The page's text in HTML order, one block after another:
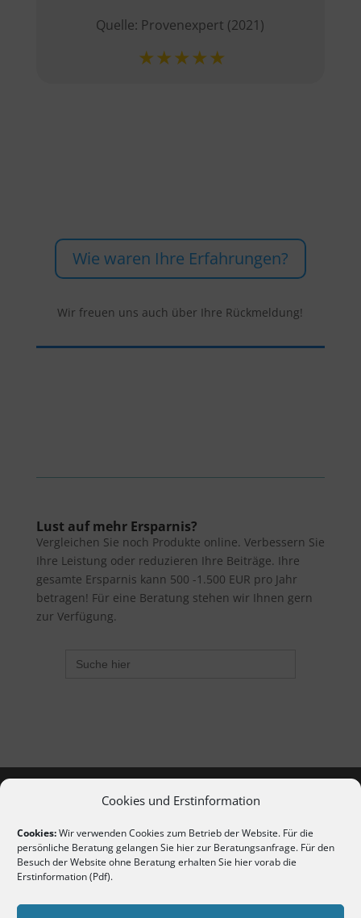
Cookies und Erstinformation
Cookies:Wir verwenden Cookies zum Betrieb der Website. Für die
persönliche Beratung gelangen Sie hierzur Beratungsanfrage. Für den
Besuch der Website ohne Beratung erhalten Sie hier vorab die
Erstinformation (Pdf).
Quelle: Provenexpert (2021)
Wie waren Ihre Erfahrungen?
Wir freuen uns auch über Ihre Rückmeldung!
Lust auf mehr Ersparnis?
Vergleichen Sie noch Produkte online. Verbessern Sie
Ihre Leistung oder reduzieren Ihre Beiträge. Ihre
gesamte Ersparnis kann 500 -1.500 EUR pro Jahr
betragen! Für eine Beratung stehen wir Ihnen gern
zur Verfügung.
for:
Copyright 2020-2026 | Alle Rechte vorbehalten
Erstinformation nach §15 VersVermV (als PDF